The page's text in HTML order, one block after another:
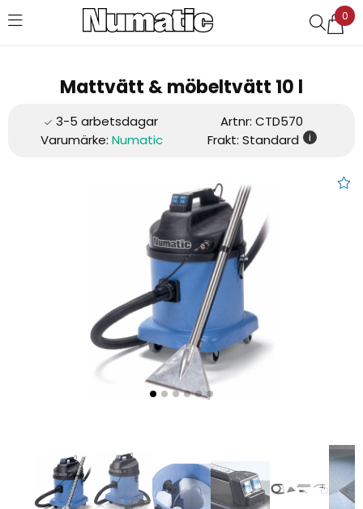
0
Favoriter (0)
Mattvätt & möbeltvätt 10 l
Artnr: CTD570
Varumärke: Numatic Frakt: Standard i
Mattvätt & möbeltvätt 10 l